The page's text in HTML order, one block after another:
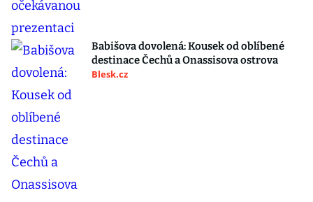
Babišova dovolená: Kousek od oblíbené
destinace Čechů a Onassisova ostrova
Blesk.cz